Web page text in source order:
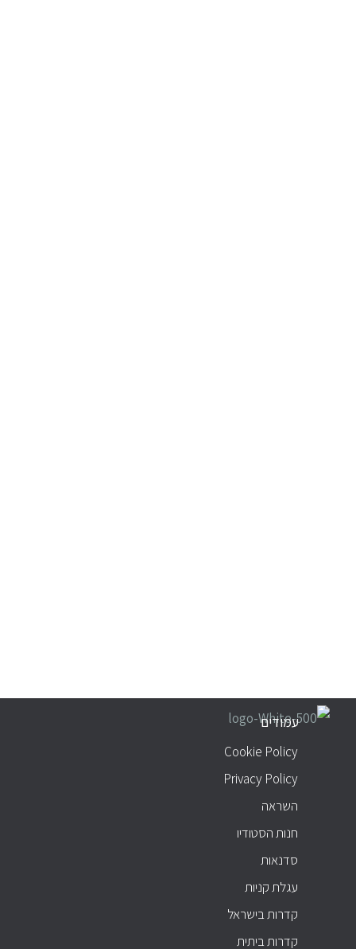
עמודים
עמודים
Cookie Policy
Privacy Policy
השראה
חנות הסטודיו
סדנאות
עגלת קניות
קדרות בישראל
קדרות ביתית